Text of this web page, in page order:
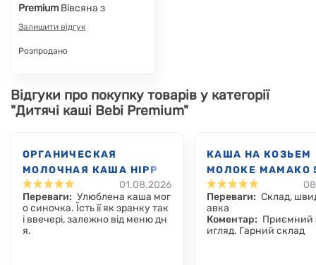
Premium Вівсяна з
персиком, з 6 міс., 200 г
Залишити відгук
Розпродано
Відгуки про покупку товарів у категорії
"Дитячі каші Bebi Premium"
ОРГАНИЧЕСКАЯ
МОЛОЧНАЯ КАША HIPP
ОВСЯНАЯ С ЯБЛОКОМ, С
5 МЕС., 250 Г
01.08.2026
Переваги: Улюблена каша мог
о синочка. Їсть її як зранку так
і ввечері, залежно від меню дн
я.
КАША НА КОЗЬЕМ
МОЛОКЕ МАМАКО
ЗЛАКОВ, С 6
Переваги: Склад,
авка
Коментар: Приємний
игляд. Гарний склад